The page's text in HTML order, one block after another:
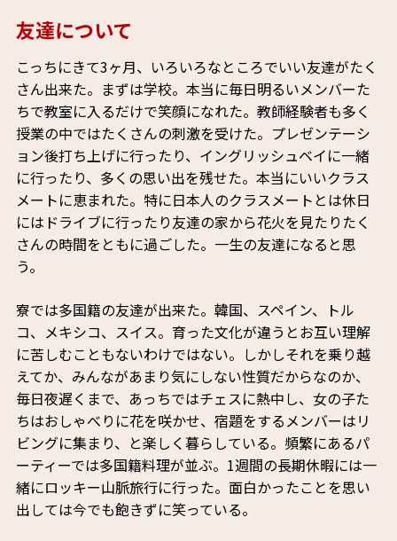
友達について
こっちにきて3ヶ月、いろいろなところでいい友達がたく
さん出来た。まずは学校。本当に毎日明るいメンバーた
ちで教室に入るだけで笑顔になれた。教師経験者も多く
授業の中ではたくさんの刺激を受けた。プレゼンテーシ
ョン後打ち上げに行ったり、イングリッシュベイに一緒
に行ったり、多くの思い出を残せた。本当にいいクラス
メートに恵まれた。特に日本人のクラスメートとは休日
にはドライブに行ったり友達の家から花火を見たりたく
さんの時間をともに過ごした。一生の友達になると思
う。
寮では多国籍の友達が出来た。韓国、スペイン、トル
コ、メキシコ、スイス。育った文化が違うとお互い理解
に苦しむこともないわけではない。しかしそれを乗り越
えてか、みんながあまり気にしない性質だからなのか、
毎日夜遅くまで、あっちではチェスに熱中し、女の子た
ちはおしゃべりに花を咲かせ、宿題をするメンバーはリ
ビングに集まり、と楽しく暮らしている。頻繁にあるパ
ーティーでは多国籍料理が並ぶ。1週間の長期休暇には一
緒にロッキー山脈旅行に行った。面白かったことを思い
出しては今でも飽きずに笑っている。